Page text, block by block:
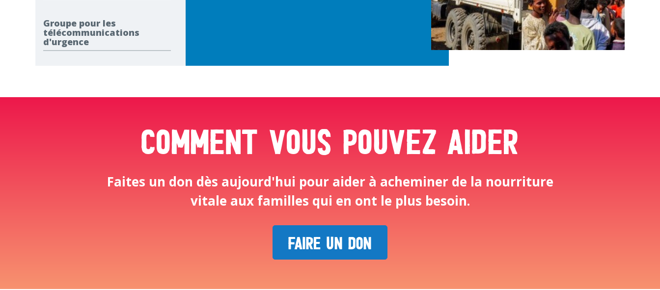
Groupe pour les
télécommunications
d'urgence
Comment vous pouvez aider
Faites un don dès aujourd'hui pour aider à acheminer de la nourriture
vitale aux familles qui en ont le plus besoin.
FAIRE UN DON